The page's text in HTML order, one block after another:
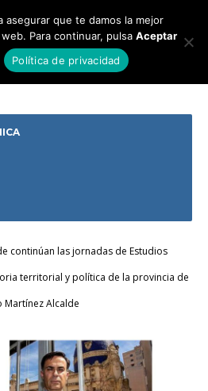
continúan las jornadas de Estudios
territorial y política de la provincia de
Martínez Alcalde
asegurar que te damos la mejor
Para continuar, pulsa Aceptar
Política de privacidad